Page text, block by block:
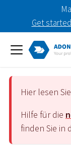
Get
Hier lesen
Hilfe für die
finden Sie in